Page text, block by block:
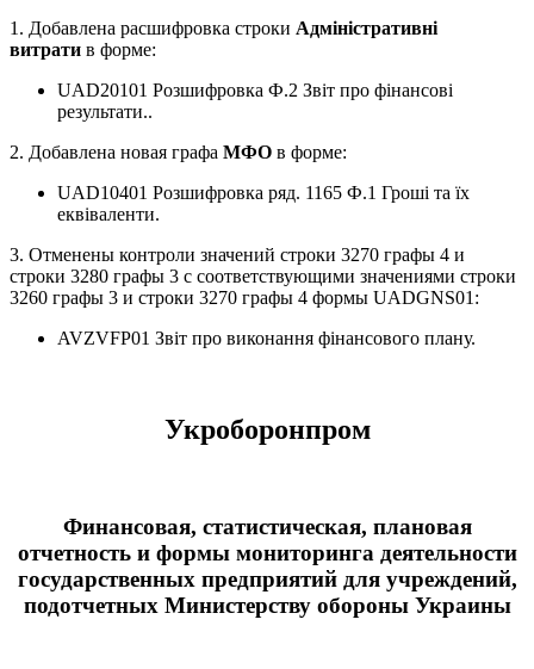
1. Добавлена расшифровка строки Адміністративні
витрати в форме:
UAD20101 Розшифровка Ф.2 Звіт про фінансові
результати..
2. Добавлена новая графа МФО в форме:
UAD10401 Розшифровка ряд. 1165 Ф.1 Гроші та їх
еквіваленти.
3. Отменены контроли значений строки 3270 графы 4 и
строки 3280 графы 3 с соответствующими значениями строки
3260 графы 3 и строки 3270 графы 4 формы UADGNS01:
AVZVFP01 Звіт про виконання фінансового плану.
Укроборонпром
Финансовая, статистическая, плановая
отчетность и формы мониторинга деятельности
государственных предприятий для учреждений,
подотчетных Министерству обороны Украины